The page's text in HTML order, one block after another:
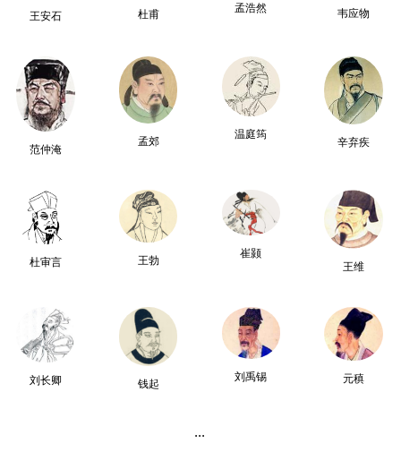
王安石 杜甫
孟浩然 韦应物
范仲淹
孟郊
温庭筠
辛弃疾
杜审言 王勃
崔颢
王维
刘长卿 钱起
刘禹锡 元稹
...